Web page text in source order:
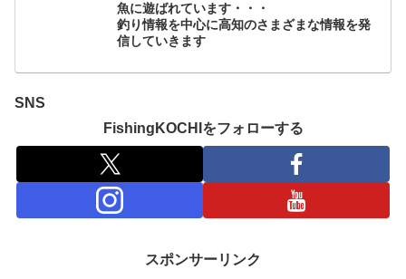
魚に遊ばれています・・・
釣り情報を中心に高知のさまざまな情報を発
信していきます
SNS
FishingKOCHIをフォローする
スポンサーリンク